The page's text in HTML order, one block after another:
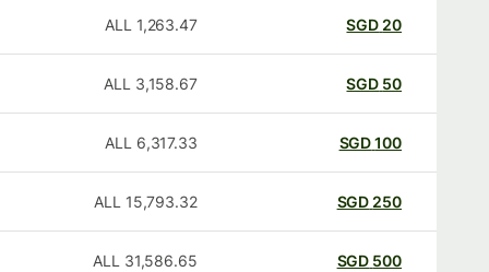
20
SGD
1,263.47
ALL
50
SGD
3,158.67
ALL
100
SGD
6,317.33
ALL
250
SGD
15,793.32
ALL
500
SGD
31,586.65
ALL